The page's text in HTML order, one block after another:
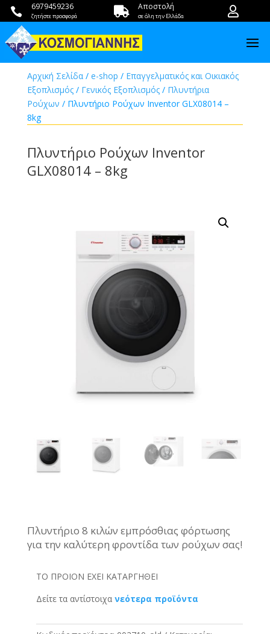
 6979459236
ζητήστε προσφορά  Αποστολή
σε όλη την Ελλάδα 
Αρχική Σελίδα/ e-shop / Επαγγελματικός και Οικιακός
Εξοπλισμός/ Γενικός Εξοπλισμός/ Πλυντήρια
Ρούχων / Πλυντήριο Ρούχων Inventor GLX08014 –
8kg
Πλυντήριο Ρούχων Inventor
GLX08014 – 8kg
Πλυντήριο 8 κιλών εμπρόσθιας φόρτωσης
για την καλύτερη φροντίδα των ρούχων σας!
ΤΟ ΠΡΟΙΟΝ ΕΧΕΙ ΚΑΤΑΡΓΗΘΕΙ
Δείτε τα αντίστοιχα νεότερα προϊόντα